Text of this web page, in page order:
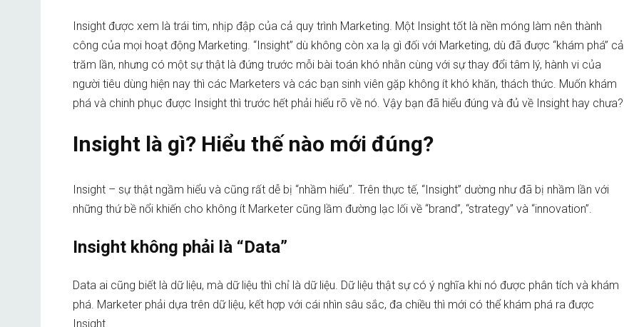
Insight được xem là trái tim, nhịp đập của cả quy trình Marketing. Một Insight tốt là nền móng làm nên thành
công của mọi hoạt động Marketing. “Insight” dù không còn xa lạ gì đối với Marketing, dù đã được “khám phá” cả
trăm lần, nhưng có một sự thật là đứng trước mỗi bài toán khó nhằn cùng với sự thay đổi tâm lý, hành vi của
người tiêu dùng hiện nay thì các Marketers và các bạn sinh viên gặp không ít khó khăn, thách thức. Muốn khám
phá và chinh phục được Insight thì trước hết phải hiểu rõ về nó. Vậy bạn đã hiểu đúng và đủ về Insight hay chưa?
Insight là gì? Hiểu thế nào mới đúng?
Insight – sự thật ngầm hiểu và cũng rất dễ bị “nhầm hiểu”. Trên thực tế, “Insight” dường như đã bị nhầm lần với
những thứ bề nổi khiến cho không ít Marketer cũng lầm đường lạc lối về “brand”, “strategy” và “innovation”.
Insight không phải là “Data”
Data ai cũng biết là dữ liệu, mà dữ liệu thì chỉ là dữ liệu. Dữ liệu thật sự có ý nghĩa khi nó được phân tích và khám
phá. Marketer phải dựa trên dữ liệu, kết hợp với cái nhìn sâu sắc, đa chiều thì mới có thể khám phá ra được
Insight.